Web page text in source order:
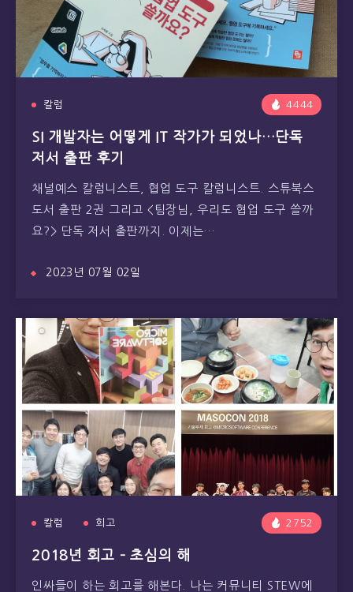
칼럼 4444
SI 개발자는 어떻게 IT 작가가 되었나…단독
저서 출판 후기
채널예스 칼럼니스트, 협업 도구 칼럼니스트. 스튜북스
도서 출판 2권 그리고 <팀장님, 우리도 협업 도구 쓸까
요?> 단독 저서 출판까지. 이제는…
2023년 07월 02일
칼럼 회고 2752
2018년 회고 – 초심의 해
인싸들이 하는 회고를 해본다. 나는 커뮤니티 STEW에